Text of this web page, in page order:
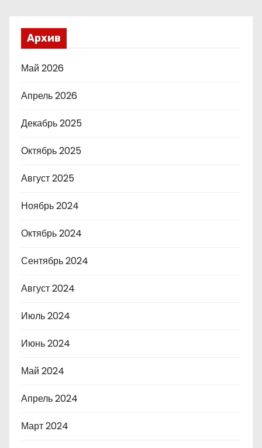
Архив
Май 2026
Апрель 2026
Декабрь 2025
Октябрь 2025
Август 2025
Ноябрь 2024
Октябрь 2024
Сентябрь 2024
Август 2024
Июль 2024
Июнь 2024
Май 2024
Апрель 2024
Март 2024